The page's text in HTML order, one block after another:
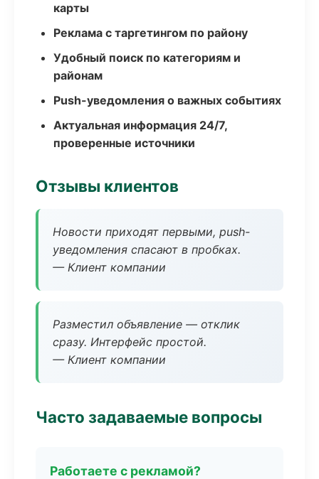
карты
Реклама с таргетингом по району
Удобный поиск по категориям и
районам
Push-уведомления о важных событиях
Актуальная информация 24/7,
проверенные источники
Отзывы клиентов
Новости приходят первыми, push-
уведомления спасают в пробках.
— Клиент компании
Разместил объявление — отклик
сразу. Интерфейс простой.
— Клиент компании
Часто задаваемые вопросы
Работаете с рекламой?